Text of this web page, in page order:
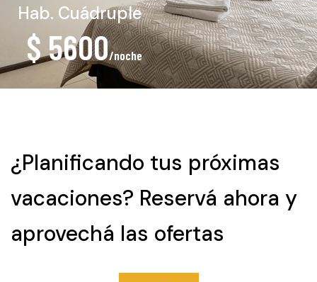
Hab. Cuádruple
$ 5600/noche
¿Planificando tus próximas
vacaciones? Reservá ahora y
aprovechá las ofertas